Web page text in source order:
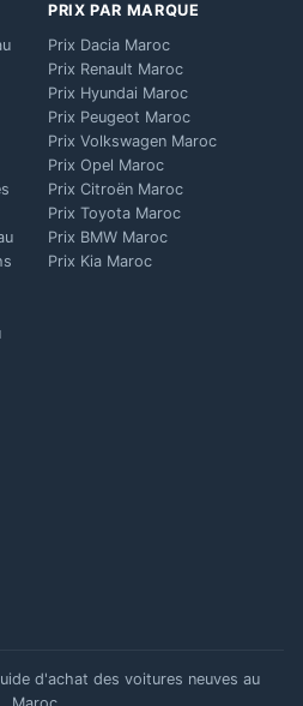
PRIX PAR MARQUE
Prix Dacia Maroc
Prix Renault Maroc
Prix Hyundai Maroc
Prix Peugeot Maroc
Prix Volkswagen Maroc
Prix Opel Maroc
Prix Citroën Maroc
Prix Toyota Maroc
Prix BMW Maroc
Prix Kia Maroc
d'achat des voitures neuves au